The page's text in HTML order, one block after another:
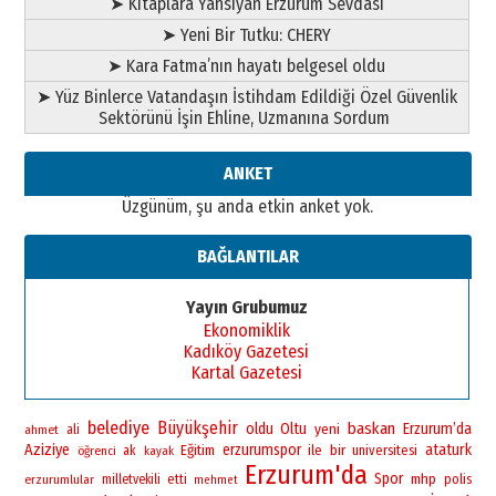
➤ Yeni Bir Tutku: CHERY
➤ Kara Fatma’nın hayatı belgesel oldu
➤ Yüz Binlerce Vatandaşın İstihdam Edildiği Özel Güvenlik
Sektörünü İşin Ehline, Uzmanına Sordum
ANKET
Üzgünüm, şu anda etkin anket yok.
BAĞLANTILAR
Yayın Grubumuz
Ekonomiklik
Kadıköy Gazetesi
Kartal Gazetesi
ahmet ali belediye Büyükşehir oldu Oltu yeni baskan Erzurum’da
Aziziye
öğrenci ak kayak Eğitim erzurumspor ile bir universitesi ataturk
erzurumlular milletvekili etti mehmet Erzurum'da Spor mhp polis